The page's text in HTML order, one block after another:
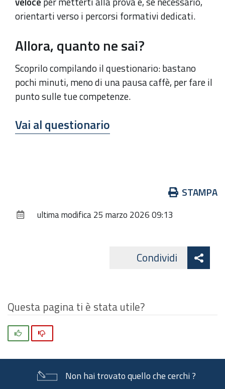
orientarti verso i percorsi formativi dedicati.
Allora, quanto ne sai?
Scoprilo compilando il questionario: bastano
pochi minuti, meno di una pausa caffè, per fare il
punto sulle tue competenze.
Vai al questionario
documento
STAMPA
ultima modifica25 marzo 2026 09:13
Condividi
Questa pagina ti è stata utile?
Non hai trovato quello che cerchi ?